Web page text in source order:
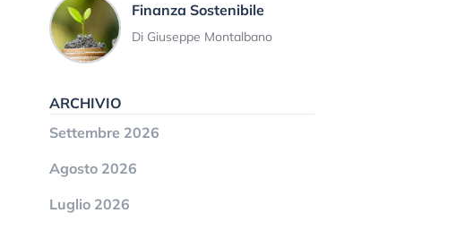
Finanza Sostenibile
Di Giuseppe Montalbano
ARCHIVIO
Settembre 2026
Agosto 2026
Luglio 2026